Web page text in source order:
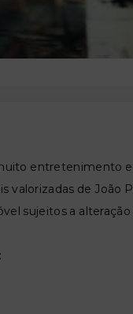
entretenimento
valorizadas de João
sujeitos a